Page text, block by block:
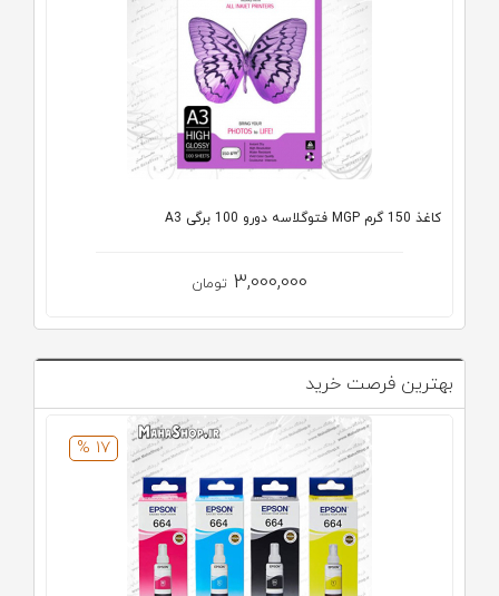
کاغذ 150 گرم MGP فتوگلاسه دورو 100 برگی A3
3,000,000 تومان
بهترین فرصت خرید
17 %